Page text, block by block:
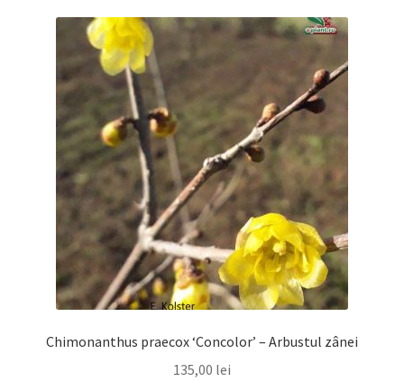
Chimonanthus praecox ‘Concolor’ – Arbustul zânei
135,00 lei